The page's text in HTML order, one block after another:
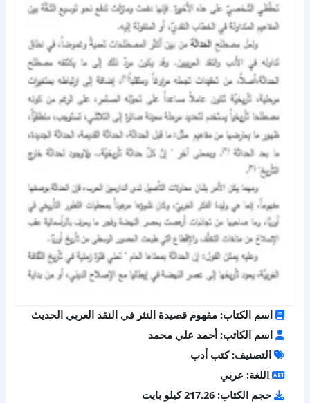
اسم الكتاب: مفهوم قصيدة النثر في النقد العربي الحديث
اسم الكاتب: أحمد علي محمد
التصنيف: كتب أدب
اللغة: عربي
حجم الكتاب: 217.26 كيلو بايت